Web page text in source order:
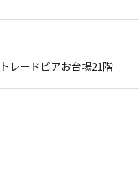
レードピアお台場21階